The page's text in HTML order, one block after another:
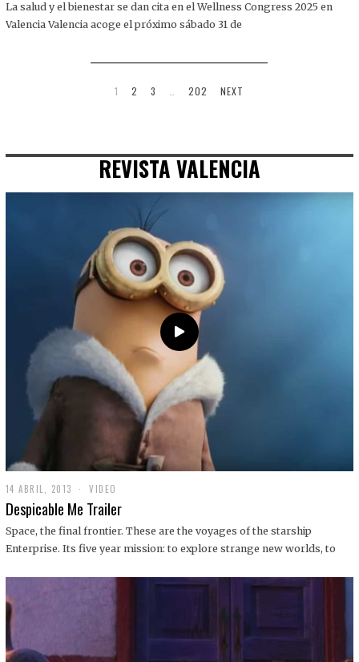
O
,
La salud y el bienestar se dan cita en el Wellness Congress 2025 en
Valencia Valencia acoge el próximo sábado 31 de
1 2 3 202 NEXT
REVISTA VALENCIA
14 ABRIL, 2013
9
D
C
I
1
VIDEO
Despicable Me Trailer
Space, the final frontier. These are the voyages of the starship
Enterprise. Its five year mission: to explore strange new worlds, to